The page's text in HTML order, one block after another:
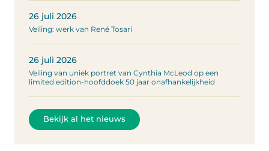
26 juli 2026
Veiling: werk van René Tosari
26 juli 2026
Veiling van uniek portret van Cynthia McLeod op een
limited edition-hoofddoek 50 jaar onafhankelijkheid
Bekijk al het nieuws